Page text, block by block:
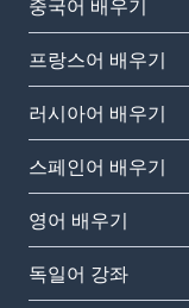
중국어 배우기
프랑스어 배우기
러시아어 배우기
스페인어 배우기
영어 배우기
독일어 강좌